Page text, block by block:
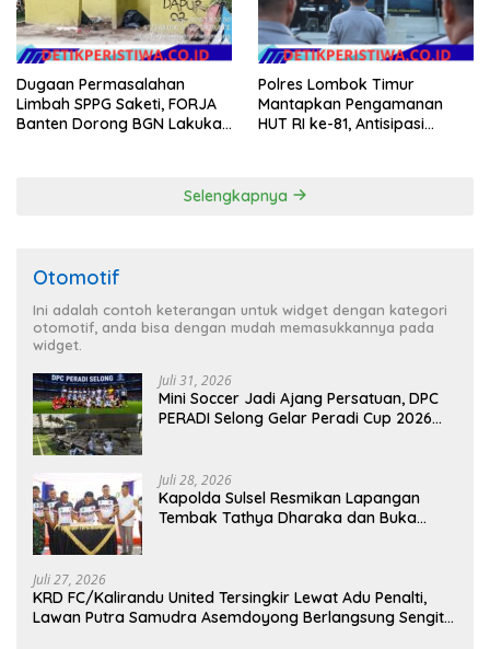
Dugaan Permasalahan
Limbah SPPG Saketi, FORJA
Banten Dorong BGN Lakukan
Polres Lombok Timur
Mantapkan Pengamanan
HUT RI ke-81, Antisipasi
Selengkapnya
Otomotif
Ini adalah contoh keterangan untuk widget dengan kategori
otomotif, anda bisa dengan mudah memasukkannya pada
widget.
Juli 31, 2026
Mini Soccer Jadi Ajang Persatuan, DPC
PERADI Selong Gelar Peradi Cup 2026
Juli 28, 2026
Kapolda Sulsel Resmikan Lapangan
Tembak Tathya Dharaka dan Buka
Juli 27, 2026
KRD FC/Kalirandu United Tersingkir Lewat Adu Penalti,
Lawan Putra Samudra Asemdoyong Berlangsung Sengit